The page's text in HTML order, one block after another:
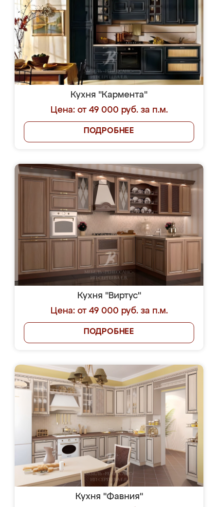
Кухня "Кармента"
Цена: от 49 000 руб. за п.м.
ПОДРОБНЕЕ
Кухня "Виртус"
Цена: от 49 000 руб. за п.м.
ПОДРОБНЕЕ
Кухня "Фавния"